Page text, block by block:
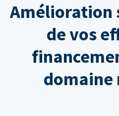
Amélioration
de vos
domaine